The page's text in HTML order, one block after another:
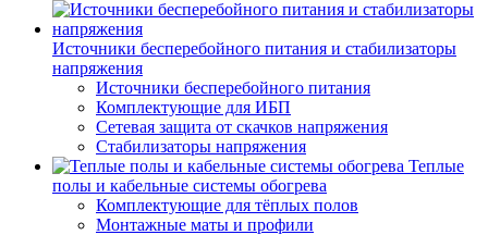
Источники бесперебойного питания и стабилизаторы
напряжения
Источники бесперебойного питания
Комплектующие для ИБП
Сетевая защита от скачков напряжения
Стабилизаторы напряжения
Теплые
полы и кабельные системы обогрева
Комплектующие для тёплых полов
Монтажные маты и профили